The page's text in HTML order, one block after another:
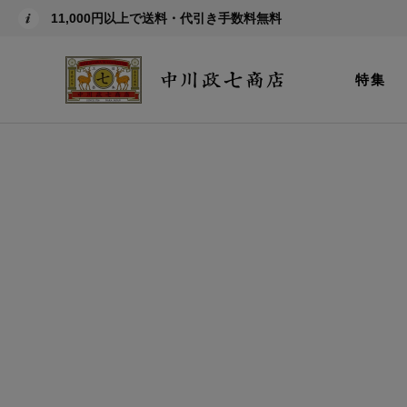
11,000円以上で送料・代引き手数料無料
特集